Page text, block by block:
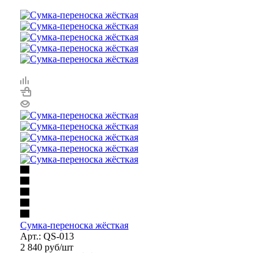
Сумка-переноска жёсткая
Арт.: QS-013
2 840 руб/шт